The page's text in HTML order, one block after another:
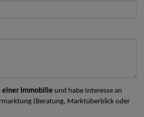
einer Immobilie und habe Interesse an
(Beratung, Marktüberblick oder